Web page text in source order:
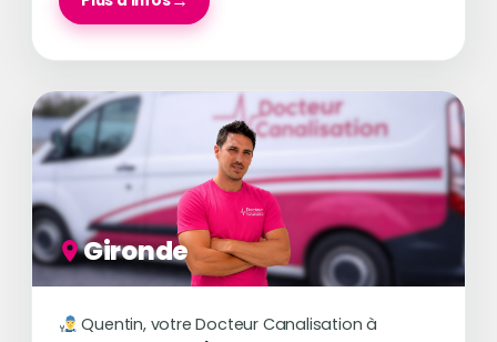
Gironde
Quentin, votre Docteur Canalisation à